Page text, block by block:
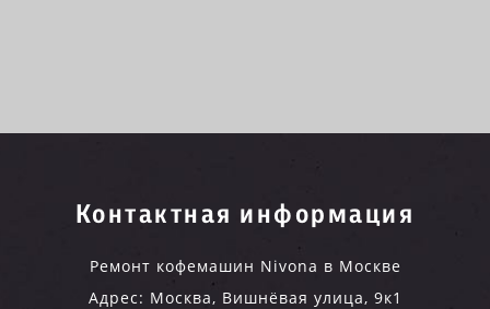
Контактная информация
Ремонт кофемашин Nivona в Москве
Адрес: Москва, Вишнёвая улица, 9к1